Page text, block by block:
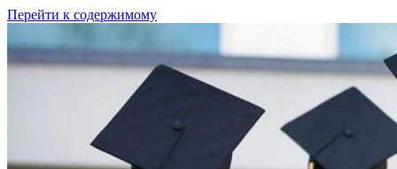
Перейти к содержимому